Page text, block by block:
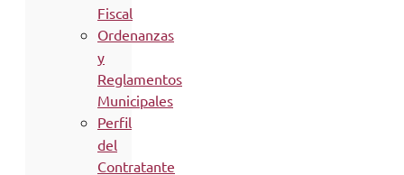
Fiscal
Ordenanzas
y
Reglamentos
Municipales
Perfil
del
Contratante